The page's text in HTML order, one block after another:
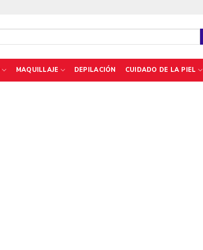
MAQUILLAJE DEPILACIÓN CUIDADO DE LA PIEL